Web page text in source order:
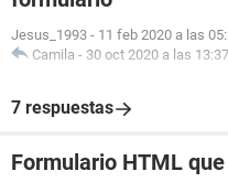
Jesus_1993 - 11 feb 2020 a las
Camila - 30 oct 2020 a las 13:37
7 respuestas
Formulario HTML